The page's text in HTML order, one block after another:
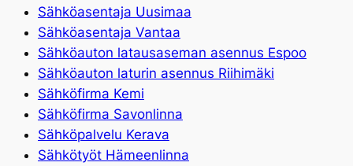
Sähköasentaja Uusimaa
Sähköasentaja Vantaa
Sähköauton latausaseman asennus Espoo
Sähköauton laturin asennus Riihimäki
Sähköfirma Kemi
Sähköfirma Savonlinna
Sähköpalvelu Kerava
Sähkötyöt Hämeenlinna